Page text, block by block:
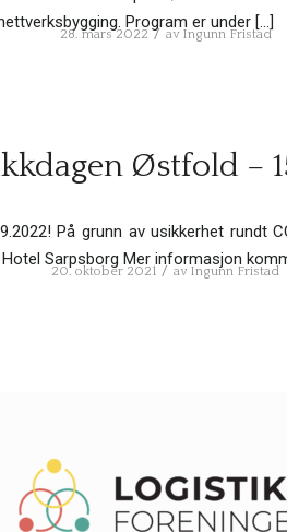
Program er under […]
28. mars 2022 / av Ingunn Fristad
Østfold –
På grunn av usikkerhet rundt
Sarpsborg Mer informasjon
20. oktober 2021 / av Ingunn Fristad